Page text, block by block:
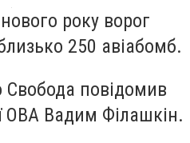
року ворог
250 авіабомб.
Свобода повідомив
ОВА Вадим Філашкін.